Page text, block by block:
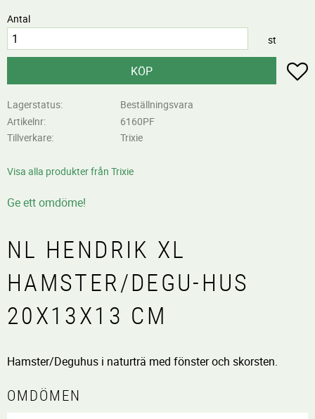
Antal
st
KÖP
Lagerstatus
Beställningsvara
Artikelnr
6160PF
Tillverkare
Trixie
Visa alla produkter från Trixie
Ge ett omdöme!
NL HENDRIK XL
HAMSTER/DEGU-HUS
20X13X13 CM
Hamster/Deguhus i naturträ med fönster och skorsten.
OMDÖMEN